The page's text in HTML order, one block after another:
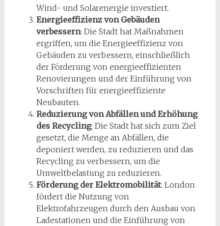
Wind- und Solarenergie investiert.
Energieeffizienz von Gebäuden
verbessern: Die Stadt hat Maßnahmen
ergriffen, um die Energieeffizienz von
Gebäuden zu verbessern, einschließlich
der Förderung von energieeffizienten
Renovierungen und der Einführung von
Vorschriften für energieeffiziente
Neubauten.
Reduzierung von Abfällen und Erhöhung
des Recycling: Die Stadt hat sich zum Ziel
gesetzt, die Menge an Abfällen, die
deponiert werden, zu reduzieren und das
Recycling zu verbessern, um die
Umweltbelastung zu reduzieren.
Förderung der Elektromobilität: London
fördert die Nutzung von
Elektrofahrzeugen durch den Ausbau von
Ladestationen und die Einführung von